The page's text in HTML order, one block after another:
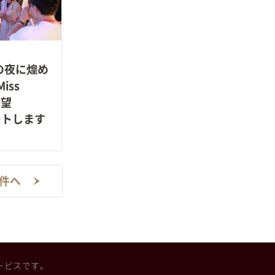
夜に煌め
します
へ
スです。